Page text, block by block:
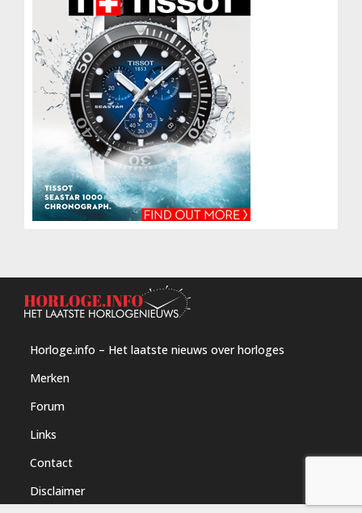
Horloge.info – Het laatste nieuws over horloges
Merken
Forum
Links
Contact
Disclaimer